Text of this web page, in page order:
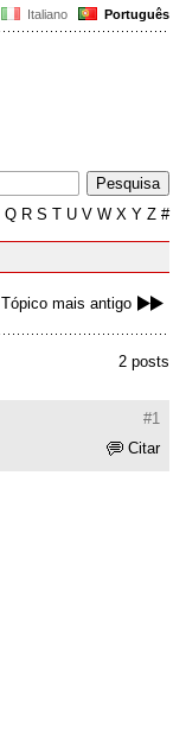
Italiano Português
Q R S T U V W X Y Z #
Tópico mais antigo
2 posts
#1
Citar